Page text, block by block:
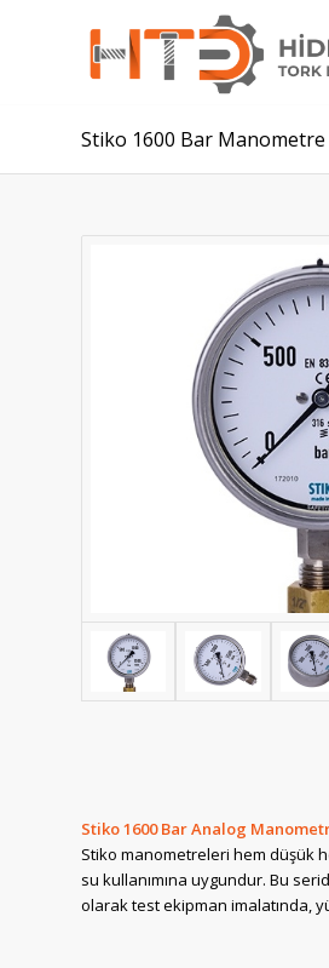
Stiko 1600 Bar Manometre
Stiko 1600 Bar Analog
Stiko manometreleri hem düşük
su kullanımına uygundur. Bu
olarak test ekipman imalatında,